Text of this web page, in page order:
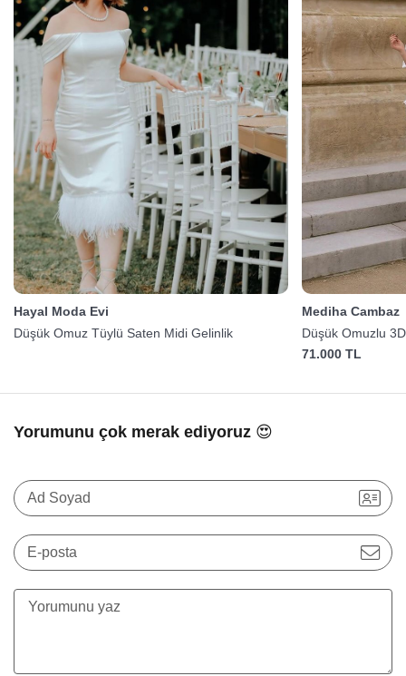
Hayal Moda Evi
Düşük Omuz Tüylü Saten Midi Gelinlik
Mediha Cambaz
Düşük Omuzlu
71.000 TL
Yorumunu çok merak ediyoruz 😍
Ad Soyad
E-posta